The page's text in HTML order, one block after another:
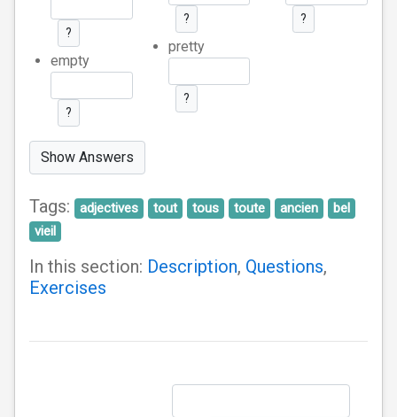
?
empty
?
?
pretty
?
?
Show Answers
Tags: adjectives tout tous toute ancien
bel
vieil
In this section: Description, Questions,
Exercises